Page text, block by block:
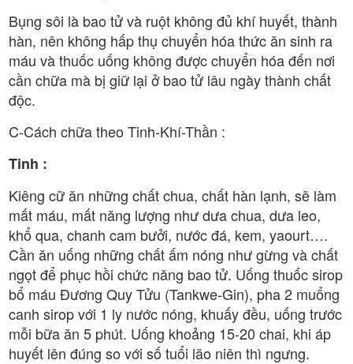
Bụng sôi là bao tử và ruột không đủ khí huyết, thành
hàn, nên không hấp thụ chuyển hóa thức ăn sinh ra
máu và thuốc uống không được chuyển hóa đến nơi
cần chữa mà bị giữ lại ở bao tử lâu ngày thành chất
độc.
C-Cách chữa theo Tinh-Khí-Thần :
Tinh :
Kiêng cữ ăn những chất chua, chất hàn lạnh, sẽ làm
mất máu, mất năng lượng như dưa chua, dưa leo,
khổ qua, chanh cam bưởi, nước đá, kem, yaourt….
Cần ăn uống những chất ấm nóng như gừng và chất
ngọt để phục hồi chức năng bao tử. Uống thuốc sirop
bổ máu Đương Quy Tửu (Tankwe-Gin), pha 2 muổng
canh sirop với 1 ly nước nóng, khuấy đều, uống trước
mỗi bữa ăn 5 phút. Uống khoảng 15-20 chai, khi áp
huyết lên đúng so với số tuổi lão niên thì ngưng.